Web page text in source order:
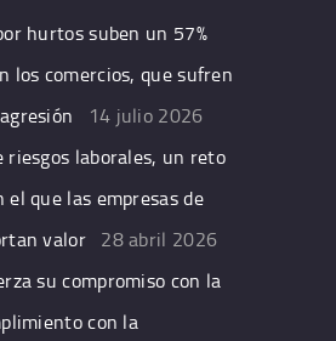
hurtos suben un 57%
los comercios, que sufren
14 julio 2026
riesgos laborales, un reto
el que las empresas de
valor 28 abril 2026
su compromiso con la
con la